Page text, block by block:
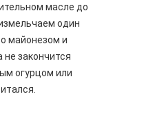
масле до
один
майонезом и
закончится
огурцом или